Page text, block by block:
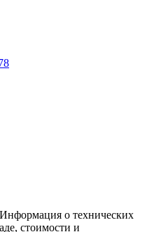
о технических
стоимости и